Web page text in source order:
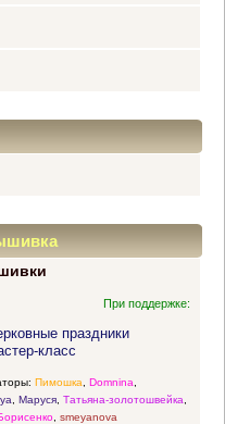
При поддержке:
праздники
класс
Пимошка Domnina
Маруся, Татьяна-золотошвейка
, smeyanova